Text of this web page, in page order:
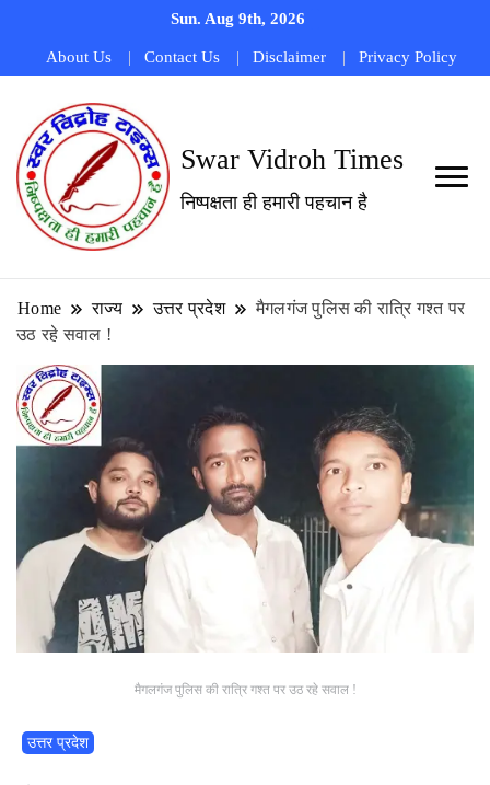
Sun. Aug 9th, 2026
About Us Contact Us Disclaimer Privacy Policy
Swar Vidroh Times
निष्पक्षता ही हमारी पहचान है
Home राज्य उत्तर प्रदेश
मैगलगंज पुलिस की रात्रि गश्त पर
उठ रहे सवाल !
मैगलगंज पुलिस की रात्रि गश्त पर उठ रहे सवाल !
उत्तर प्रदेश